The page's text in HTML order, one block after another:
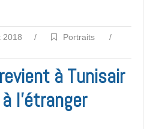
2018 / Portraits
/
à Tunisair
l’étranger